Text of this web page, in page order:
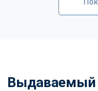
Выдаваемый